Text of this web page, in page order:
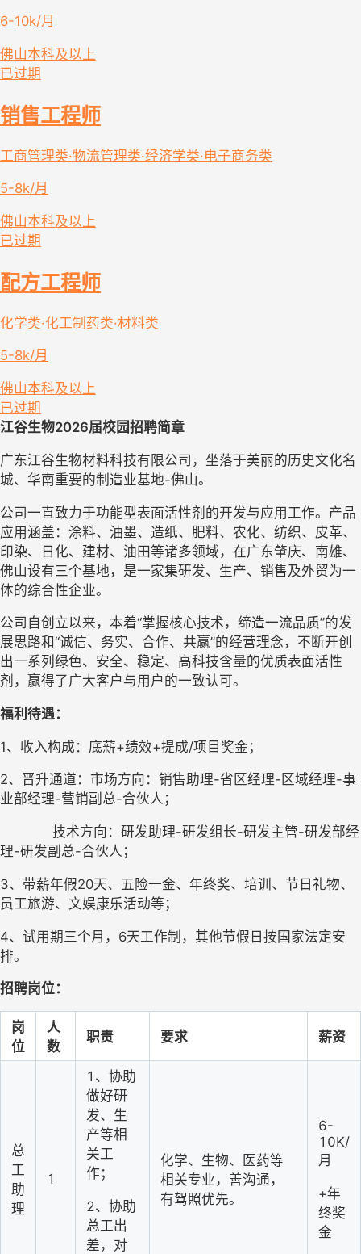
6-10k/月
佛山本科及以上
已过期
销售工程师
工商管理类·物流管理类·经济学类·电子商务类
5-8k/月
佛山本科及以上
已过期
配方工程师
化学类·化工制药类·材料类
5-8k/月
佛山本科及以上
已过期
江谷生物2026届校园招聘简章
广东江谷生物材料科技有限公司， 坐落于美丽的历史文化名
城、华南重要的制造业基地-佛山。
公司一直致力于功能型表面活性剂 的开发与应用工作。产品
应用涵盖：涂料、油墨、造纸、肥料、农化、纺织、皮革、
印染、日化、建材、油田等诸多领域，在广东肇庆、南雄、
佛山设有三个基地，是一家集研发、生产、销售及外贸为一
体的综合性企业。
公司 自创立以来，本着“掌握核心技术，缔造一流品质”的发
展思路和“诚信、务实、合作、共赢”的经营理念， 不断开创
出一系列 绿色、安全、稳定、 高科技含量的优质表面活性
剂，赢得了广大客户与用户的一致认可。
福利待遇：
1、 收入构成： 底薪+绩效+提成/项目奖金 ；
2、晋升通道 ： 市场方向：销售助理-省区经理-区域经理-事
业部经理-营销副总-合伙人 ；
技术方向：研发助理-研发组长-研发主管-研发部经
理-研发副总-合伙人 ；
3、 带薪年假20天、五险一金、年终奖、培训、节日礼物、
员工旅游、文娱康乐活动等；
4、 试用期三个月， 6天工作制，其他节假日按国家法定安
排。
招聘岗位：
岗
位
人
数
职责 要求 薪资
总
工
助
理
1
1、协助
做好研
发、生
产等相
关工
作；
2、协助
总工出
差，对
化学、生物、医药等
相关专业 ，善沟通，
有驾照优先。
6-
10K/
月
+年
终奖
金